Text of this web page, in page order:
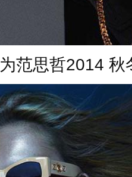
为范思哲2014 秋